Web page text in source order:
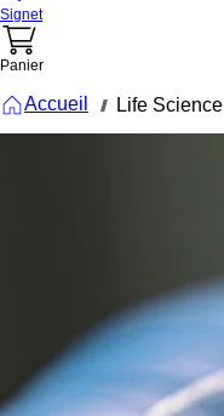
Signet
Panier
Accueil /// Life Science